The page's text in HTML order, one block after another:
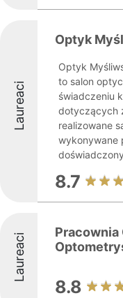
Laureaci
Optyk
Optyk
to salon
świadczeniu
dotyczących
realizowane
wykonywane
8.7
Laureaci
Pracownia
8.8